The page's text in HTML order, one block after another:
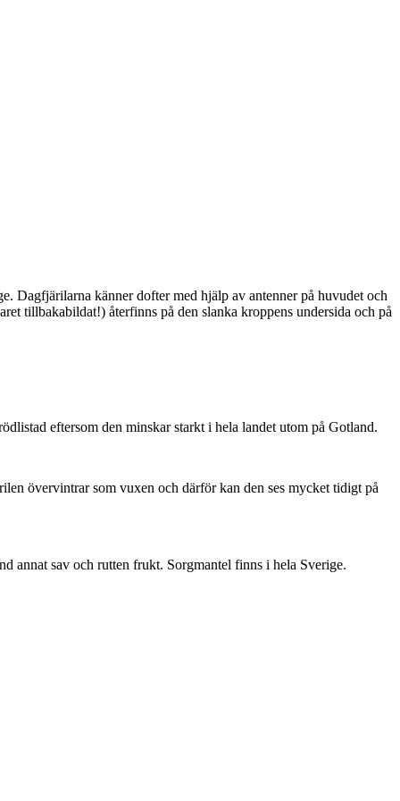
Dagfjärilarna känner dofter med hjälp av antenner på huvudet och
tillbakabildat!) återfinns på den slanka kroppens undersida och på
eftersom den minskar starkt i hela landet utom på Gotland.
övervintrar som vuxen och därför kan den ses mycket tidigt på
annat sav och rutten frukt. Sorgmantel finns i hela Sverige.